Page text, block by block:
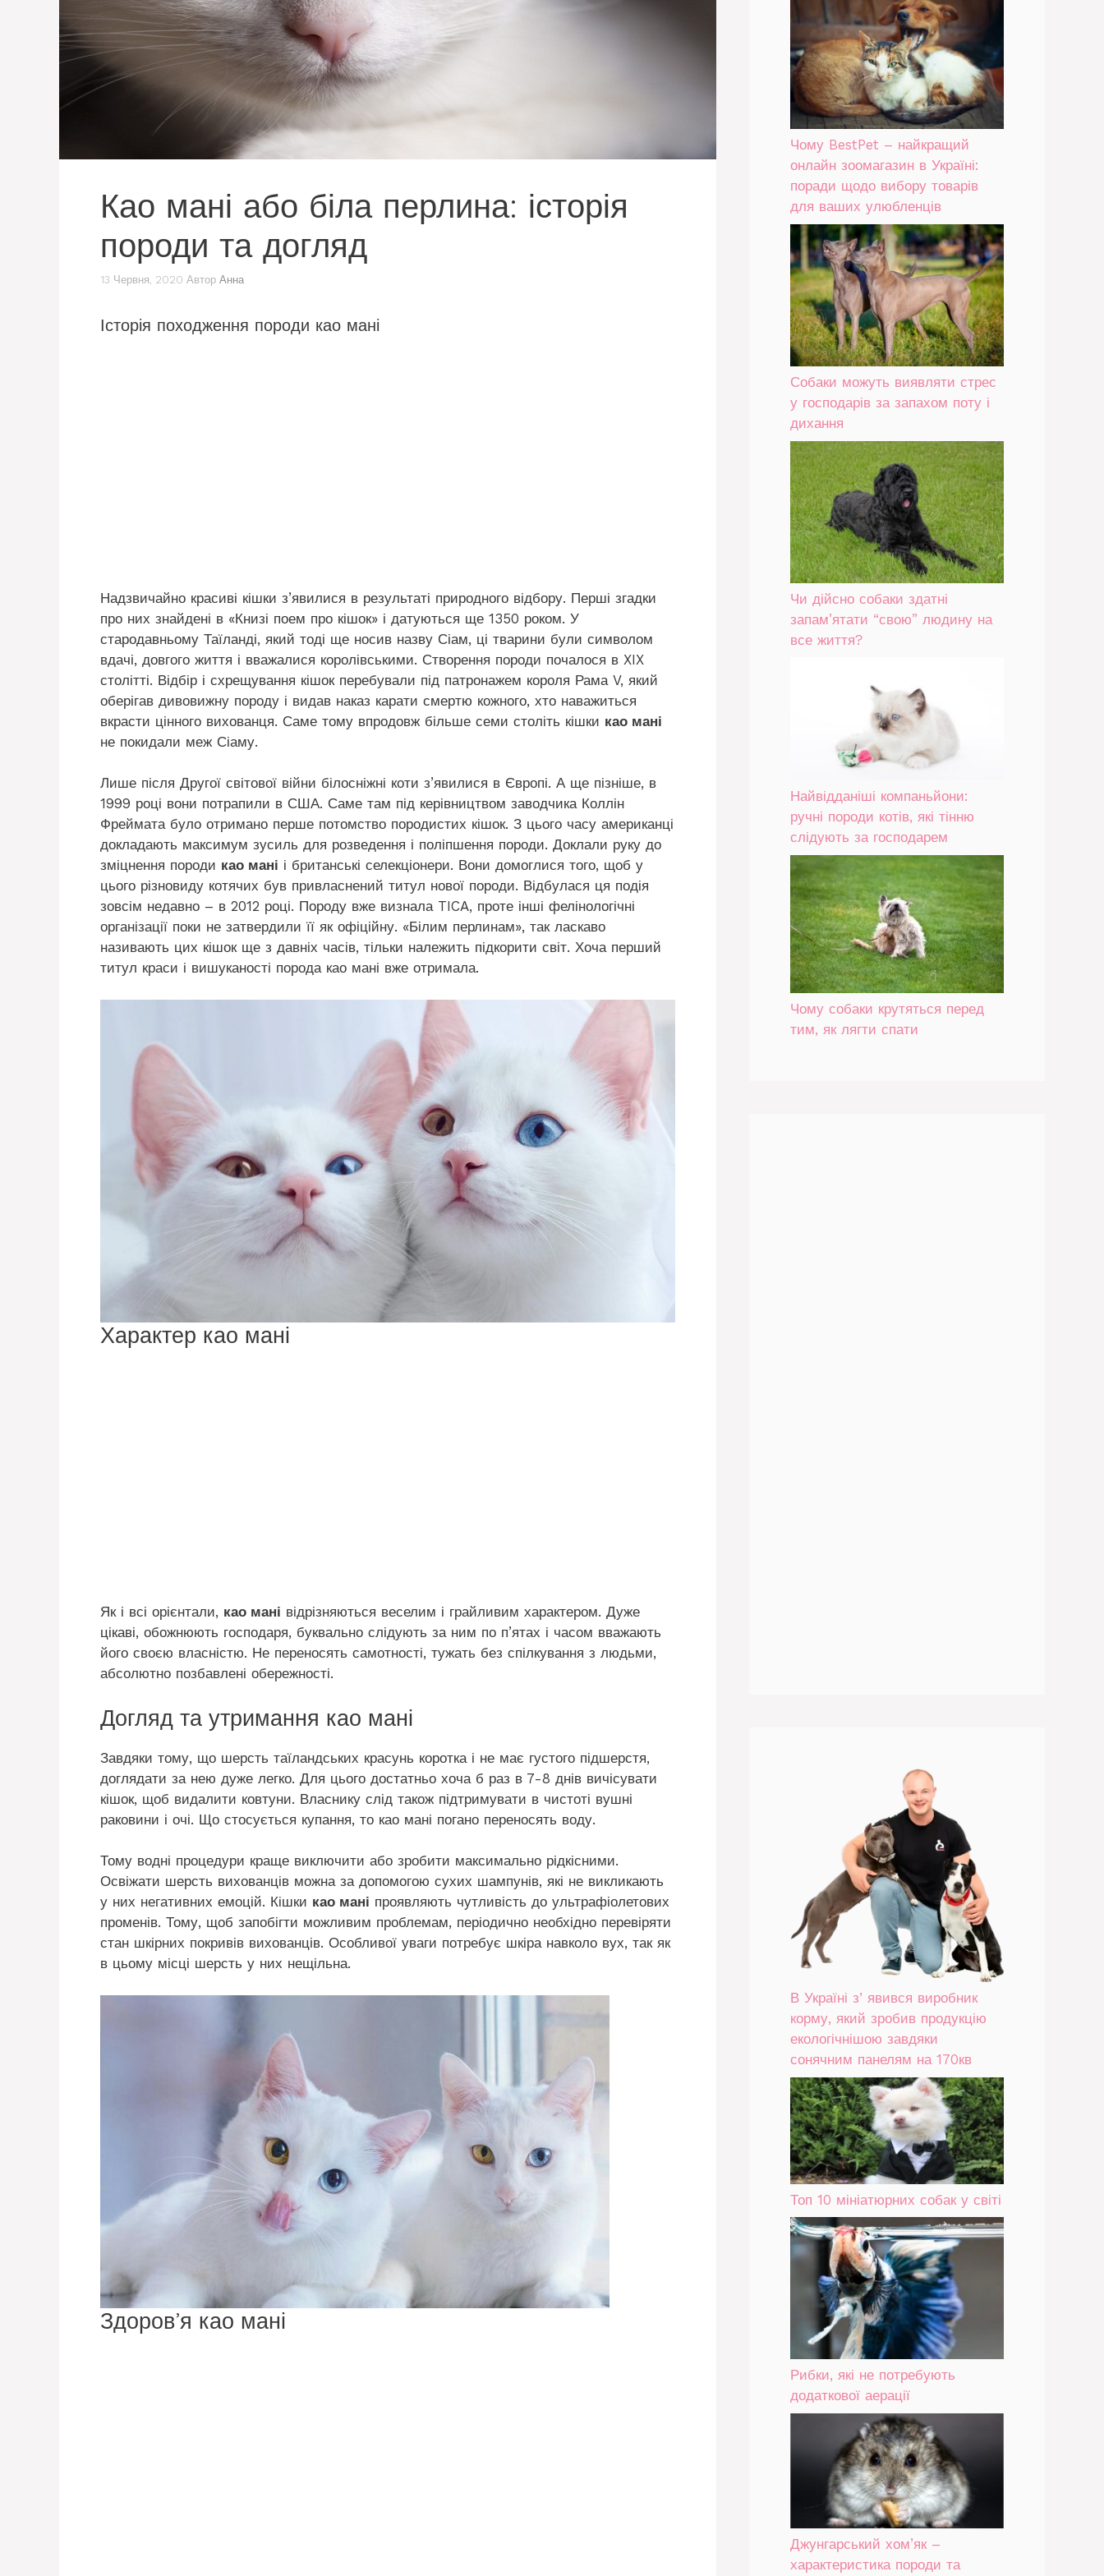
Као мані або біла перлина: історія
породи та догляд
13 Червня, 2020 Автор Анна
Історія походження породи као мані
Надзвичайно красиві кішки з’явилися в результаті природного відбору. Перші згадки
про них знайдені в «Книзі поем про кішок» і датуються ще 1350 роком. У
стародавньому Таїланді, який тоді ще носив назву Сіам, ці тварини були символом
вдачі, довгого життя і вважалися королівськими. Створення породи почалося в XIX
столітті. Відбір і схрещування кішок перебували під патронажем короля Рама V, який
оберігав дивовижну породу і видав наказ карати смертю кожного, хто наважиться
вкрасти цінного вихованця. Саме тому впродовж більше семи століть кішки као мані
не покидали меж Сіаму.
Лише після Другої світової війни білосніжні коти з’явилися в Європі. А ще пізніше, в
1999 році вони потрапили в США. Саме там під керівництвом заводчика Коллін
Фреймата було отримано перше потомство породистих кішок. З цього часу американці
докладають максимум зусиль для розведення і поліпшення породи. Доклали руку до
зміцнення породи као мані і британські селекціонери. Вони домоглися того, щоб у
цього різновиду котячих був привласнений титул нової породи. Відбулася ця подія
зовсім недавно – в 2012 році. Породу вже визнала TICA, проте інші фелінологічні
організації поки не затвердили її як офіційну. «Білим перлинам», так ласкаво
називають цих кішок ще з давніх часів, тільки належить підкорити світ. Хоча перший
титул краси і вишуканості порода као мані вже отримала.
Характер као мані
Як і всі орієнтали, као мані відрізняються веселим і грайливим характером. Дуже
цікаві, обожнюють господаря, буквально слідують за ним по п’ятах і часом вважають
його своєю власністю. Не переносять самотності, тужать без спілкування з людьми,
абсолютно позбавлені обережності.
Догляд та утримання као мані
Завдяки тому, що шерсть таїландських красунь коротка і не має густого підшерстя,
доглядати за нею дуже легко. Для цього достатньо хоча б раз в 7-8 днів вичісувати
кішок, щоб видалити ковтуни. Власнику слід також підтримувати в чистоті вушні
раковини і очі. Що стосується купання, то као мані погано переносять воду.
Тому водні процедури краще виключити або зробити максимально рідкісними.
Освіжати шерсть вихованців можна за допомогою сухих шампунів, які не викликають
у них негативних емоцій. Кішки као мані проявляють чутливість до ультрафіолетових
променів. Тому, щоб запобігти можливим проблемам, періодично необхідно перевіряти
стан шкірних покривів вихованців. Особливої уваги потребує шкіра навколо вух, так як
в цьому місці шерсть у них нещільна.
Здоров’я као мані
Чому BestPet – найкращий
онлайн зоомагазин в Україні:
поради щодо вибору товарів
для ваших улюбленців
Собаки можуть виявляти стрес
у господарів за запахом поту і
дихання
Чи дійсно собаки здатні
запам’ятати “свою” людину на
все життя?
Найвідданіші компаньйони:
ручні породи котів, які тінню
слідують за господарем
Чому собаки крутяться перед
тим, як лягти спати
В Україні зʼявився виробник
корму, який зробив продукцію
екологічнішою завдяки
сонячним панелям на 170кв
Топ 10 мініатюрних собак у світі
Рибки, які не потребують
додаткової аерації
Джунгарський хом’як –
характеристика породи та